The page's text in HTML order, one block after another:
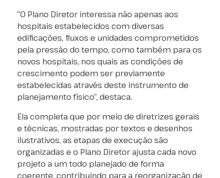
“O Plano Diretor interessa não apenas aos
hospitais estabelecidos com diversas
edificações, fluxos e unidades comprometidos
pela pressão do tempo, como também para os
novos hospitais, nos quais as condições de
crescimento podem ser previamente
estabelecidas através deste instrumento de
planejamento físico”, destaca.
Ela completa que por meio de diretrizes gerais
e técnicas, mostradas por textos e desenhos
ilustrativos, as etapas de execução são
organizadas e o Plano Diretor ajusta cada novo
projeto a um todo planejado de forma
coerente, contribuindo para a reorganização de